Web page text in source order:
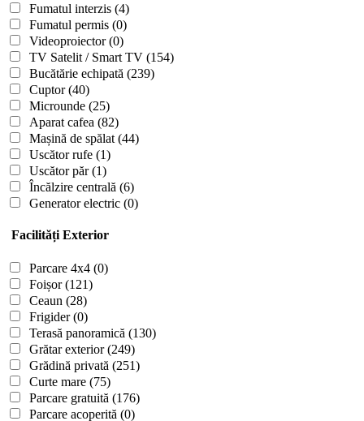
Fumatul interzis (4)
Fumatul permis (0)
Videoproiector(0)
TV Satelit / Smart TV (154)
Bucătărie echipată (239)
Cuptor(40)
Microunde (25)
Aparat cafea (82)
Mașină de spălat (44)
Uscător rufe (1)
Uscător păr(1)
Încălzire centrală (6)
Generator electric (0)
Facilități Exterior
Parcare 4x4 (0)
Foișor(121)
Ceaun (28)
Frigider(0)
Terasă panoramică (130)
Grătar exterior(249)
Grădină privată (251)
Curte mare (75)
Parcare gratuită (176)
Parcare acoperită (0)